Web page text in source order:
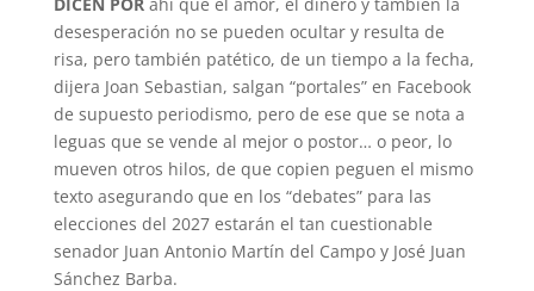
desesperación no se pueden ocultar y resulta de
risa, pero también patético, de un tiempo a la fecha,
dijera Joan Sebastian, salgan “portales” en Facebook
de supuesto periodismo, pero de ese que se nota a
leguas que se vende al mejor o postor… o peor, lo
mueven otros hilos, de que copien peguen el mismo
texto asegurando que en los “debates” para las
elecciones del 2027 estarán el tan cuestionable
senador Juan Antonio Martín del Campo y José Juan
Sánchez Barba.